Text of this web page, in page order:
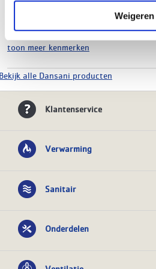
Weigeren
Diepte
450 mm
toon meer kenmerken
alle Dansani producten
Klantenservice
Verwarming
Sanitair
Onderdelen